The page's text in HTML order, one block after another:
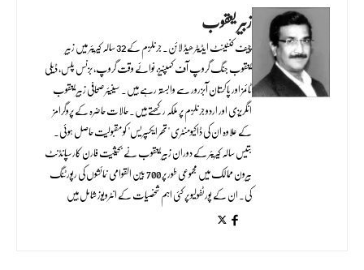
زبیر یعقوب
چیف کنٹینٹ ایڈیٹر ھیڈ لائن۔ جرنلزم کے 32 سالہ کیریئر میں زبیر
یعقوب جنگ گروپ آف کمپنیز، نوائے وقت گروپ، بزنس پلس، ڈیلی
ٹائمز اور پاکستان آبزرور سے وابستہ رہے ہیں۔ سینیئر صحافی زبیر یعقوب
انگریزی اور اردو جرنلزم پر ملکہ رکھتے ہیں۔ حالات حاضرہ کے پروگرامز
کے علاوہ ان کی ڈاکیومنٹری "تھر ایکسپریس" کو مقبولیت حاصل ہوئی۔
بتیس سالہ کیریئر کے دوران زبیر یعقوب نے بحیثیت فارن کارسپانڈنٹ
بیرون ممالک میں مجموعی طور پر 700 بین القوامی نمائشوں کی رپورٹنگ
کی۔ ان کے پورٹفولیو پر کئی اہم شخصیات کے انٹرویوز شامل ہیں